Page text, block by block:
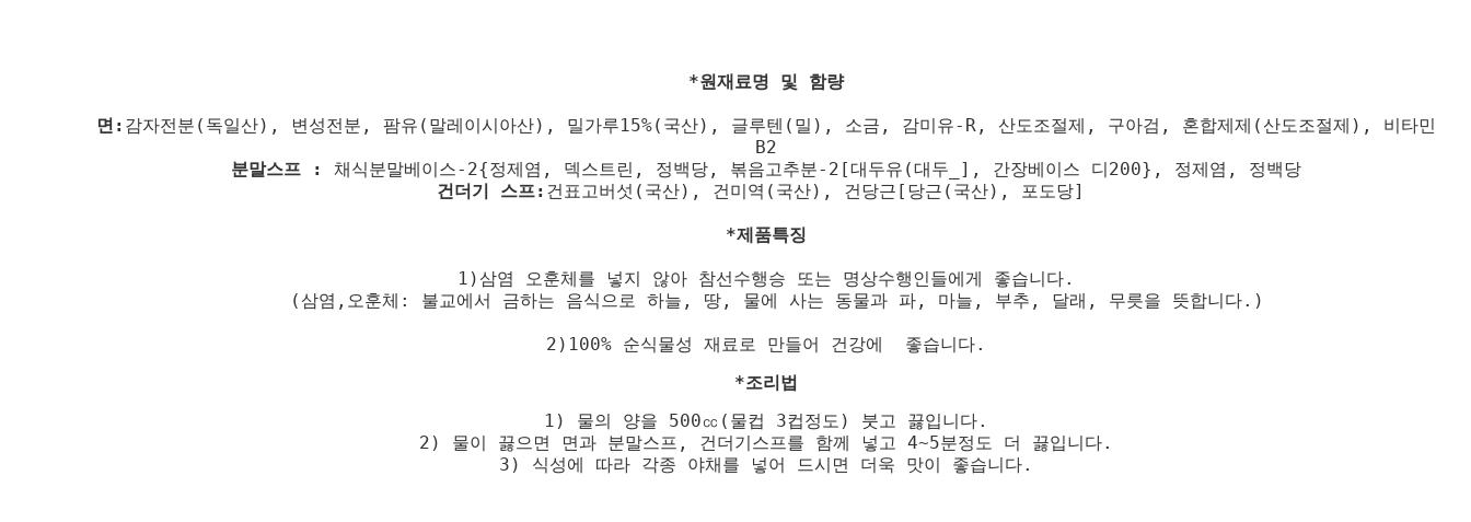
*원재료명 및 함량
면: 감자전분(독일산), 변성전분, 팜유(말레이시아산), 밀가루15%(국산), 글루텐(밀), 소금, 감미유-R, 산도조절제, 구아검, 혼합제제(산도조절제), 비타민
B2
분말스프 :
채식분말베이스-2{정제염, 덱스트린, 정백당, 볶음고추분-2[대두유(대두_], 간장베이스 디200}, 정제염, 정백당
건더기 스프: 건표고버섯(국산), 건미역(국산), 건당근[당근(국산), 포도당]
*제품특징
1)삼염 오훈체를 넣지 않아 참선수행승 또는 명상수행인들에게 좋습니다.
(삼염,오훈체: 불교에서 금하는 음식으로 하늘, 땅, 물에 사는 동물과 파, 마늘, 부추, 달래, 무릇을 뜻합니다.)
2)100% 순식물성 재료로 만들어 건강에 좋습니다.
*조리법
1) 물의 양을 500㏄(물컵 3컵정도) 붓고 끓입니다.
2) 물이 끓으면 면과 분말스프, 건더기스프를 함께 넣고 4~5분정도 더 끓입니다.
3) 식성에 따라 각종 야채를 넣어 드시면 더욱 맛이 좋습니다.